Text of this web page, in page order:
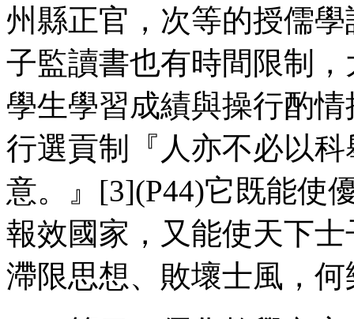
州縣正官，次等的授儒
子監讀書也有時間限制
學生學習成績與操行酌
行選貢制『人亦不必以
意。』[3](P44)它既能使
報效國家，又能使天下
滯限思想、敗壞士風，